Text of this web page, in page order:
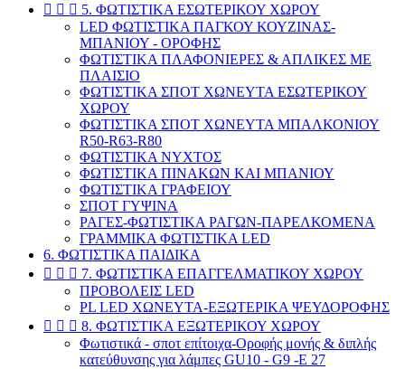
   5. ΦΩΤΙΣΤΙΚΑ ΕΣΩΤΕΡΙΚΟΥ ΧΩΡΟΥ
LED ΦΩΤΙΣΤΙΚΑ ΠΑΓΚΟΥ ΚΟΥΖΙΝΑΣ-
ΜΠΑΝΙΟΥ - ΟΡΟΦΗΣ
ΦΩΤΙΣΤΙΚΑ ΠΛΑΦΟΝΙΕΡΕΣ & ΑΠΛΙΚΕΣ ΜΕ
ΠΛΑΙΣΙΟ
ΦΩΤΙΣΤΙΚΑ ΣΠΟΤ ΧΩΝΕΥΤΑ ΕΣΩΤΕΡΙΚΟΥ
ΧΩΡΟΥ
ΦΩΤΙΣΤΙΚΑ ΣΠΟΤ ΧΩΝΕΥΤΑ ΜΠΑΛΚΟΝΙΟΥ
R50-R63-R80
ΦΩΤΙΣΤΙΚΑ ΝΥΧΤΟΣ
ΦΩΤΙΣΤΙΚΑ ΠΙΝΑΚΩΝ ΚΑΙ ΜΠΑΝΙΟΥ
ΦΩΤΙΣΤΙΚΑ ΓΡΑΦΕΙΟΥ
ΣΠΟΤ ΓΥΨΙΝΑ
ΡΑΓΕΣ-ΦΩΤΙΣΤΙΚΑ ΡΑΓΩΝ-ΠΑΡΕΛΚΟΜΕΝΑ
ΓΡΑΜΜΙΚΑ ΦΩΤΙΣΤΙΚΑ LED
6. ΦΩΤΙΣΤΙΚΑ ΠΑΙΔΙΚΑ
   7. ΦΩΤΙΣΤΙΚΑ ΕΠΑΓΓΕΛΜΑΤΙΚΟΥ ΧΩΡΟΥ
ΠΡΟΒΟΛΕΙΣ LED
PL LED ΧΩΝΕΥΤΑ-ΕΞΩΤΕΡΙΚΑ ΨΕΥΔΟΡΟΦΗΣ
   8. ΦΩΤΙΣΤΙΚΑ ΕΞΩΤΕΡΙΚΟΥ ΧΩΡΟΥ
Φωτιστικά - σποτ επίτοιχα-Οροφής μονής & διπλής
κατεύθυνσης για λάμπες GU10 - G9 -E 27